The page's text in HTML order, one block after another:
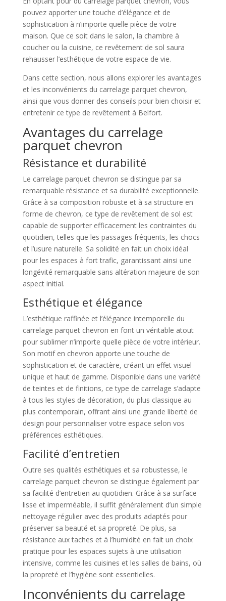
pouvez apporter une touche d’élégance et de
sophistication à n’importe quelle pièce de votre
maison. Que ce soit dans le salon, la chambre à
coucher ou la cuisine, ce revêtement de sol saura
rehausser l’esthétique de votre espace de vie.
Dans cette section, nous allons explorer les avantages
et les inconvénients du carrelage parquet chevron,
ainsi que vous donner des conseils pour bien choisir et
entretenir ce type de revêtement à Belfort.
Avantages du carrelage
parquet chevron
Résistance et durabilité
Le carrelage parquet chevron se distingue par sa
remarquable résistance et sa durabilité exceptionnelle.
Grâce à sa composition robuste et à sa structure en
forme de chevron, ce type de revêtement de sol est
capable de supporter efficacement les contraintes du
quotidien, telles que les passages fréquents, les chocs
et l’usure naturelle. Sa solidité en fait un choix idéal
pour les espaces à fort trafic, garantissant ainsi une
longévité remarquable sans altération majeure de son
aspect initial.
Esthétique et élégance
L’esthétique raffinée et l’élégance intemporelle du
carrelage parquet chevron en font un véritable atout
pour sublimer n’importe quelle pièce de votre intérieur.
Son motif en chevron apporte une touche de
sophistication et de caractère, créant un effet visuel
unique et haut de gamme. Disponible dans une variété
de teintes et de finitions, ce type de carrelage s’adapte
à tous les styles de décoration, du plus classique au
plus contemporain, offrant ainsi une grande liberté de
design pour personnaliser votre espace selon vos
préférences esthétiques.
Facilité d’entretien
Outre ses qualités esthétiques et sa robustesse, le
carrelage parquet chevron se distingue également par
sa facilité d’entretien au quotidien. Grâce à sa surface
lisse et imperméable, il suffit généralement d’un simple
nettoyage régulier avec des produits adaptés pour
préserver sa beauté et sa propreté. De plus, sa
résistance aux taches et à l’humidité en fait un choix
pratique pour les espaces sujets à une utilisation
intensive, comme les cuisines et les salles de bains, où
la propreté et l’hygiène sont essentielles.
Inconvénients du carrelage